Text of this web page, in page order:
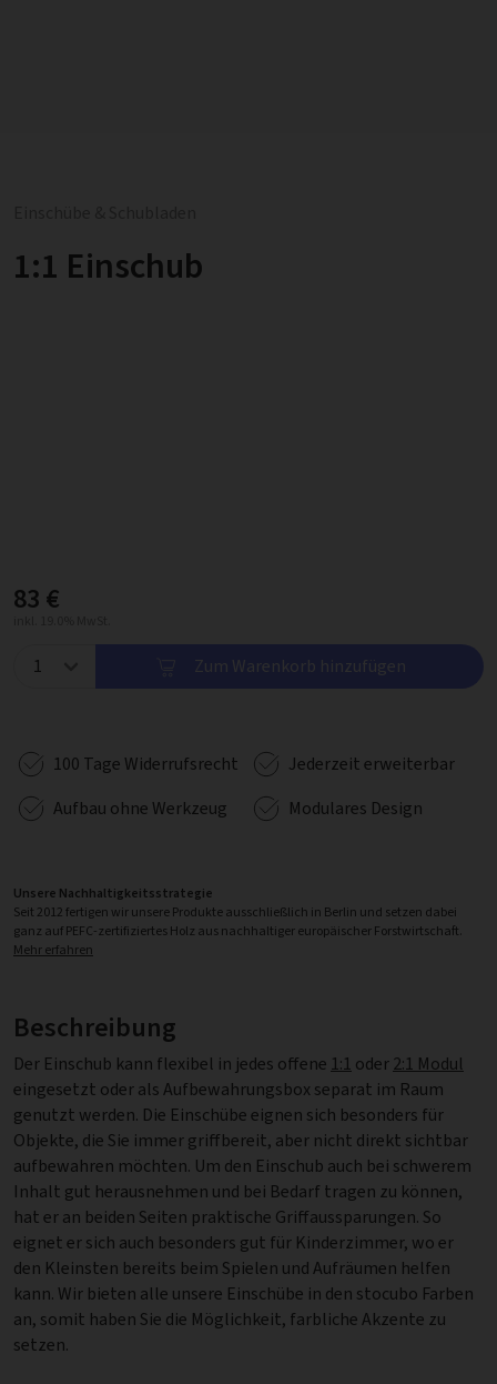
1:1 Einschub
83 €
Zum Warenkorb hinzufügen
100 Tage Widerrufsrecht
Jederzeit erweiterbar
Aufbau ohne Werkzeug
Modulares Design
Unsere Nachhaltigkeitsstrategie
Seit 2012 fertigen wir unsere Produkte ausschließlich in Berlin und setzen dabei
ganz auf PEFC-zertifiziertes Holz aus nachhaltiger europäischer Forstwirtschaft.
Mehr erfahren
Beschreibung
Der Einschub kann flexibel in jedes offene 1:1 oder2:1 Modul
eingesetzt oder als Aufbewahrungsbox separat im Raum
genutzt werden. Die Einschübe eignen sich besonders für
Objekte, die Sie immer griffbereit, aber nicht direkt sichtbar
aufbewahren möchten. Um den Einschub auch bei schwerem
Inhalt gut herausnehmen und bei Bedarf tragen zu können,
hat er an beiden Seiten praktische Griffaussparungen. So
eignet er sich auch besonders gut für Kinderzimmer, wo er
den Kleinsten bereits beim Spielen und Aufräumen helfen
kann. Wir bieten alle unsere Einschübe in den stocubo Farben
an, somit haben Sie die Möglichkeit, farbliche Akzente zu
setzen.